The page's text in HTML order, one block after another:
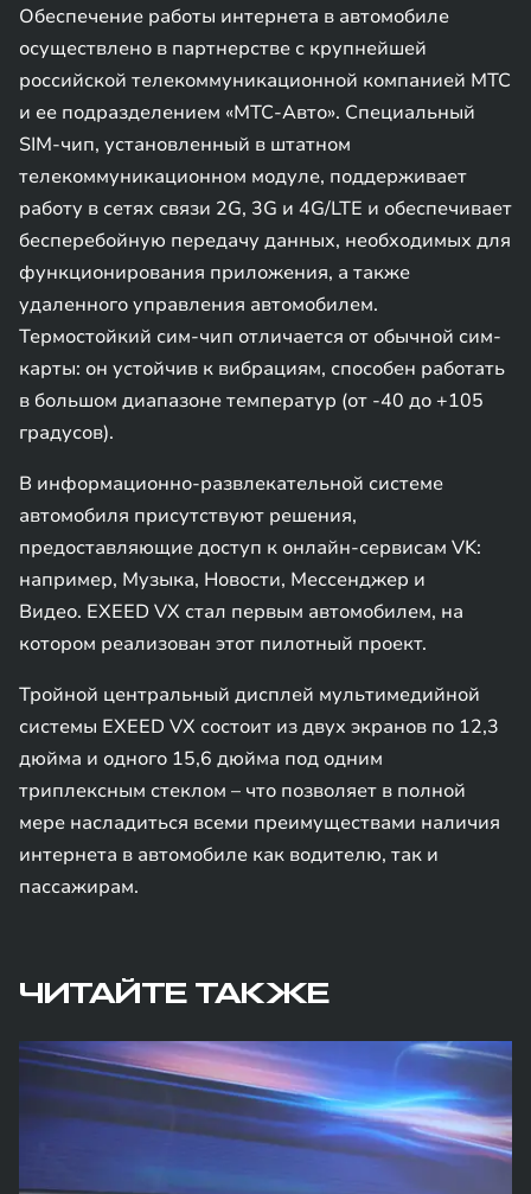
Обеспечение работы интернета в автомобиле
осуществлено в партнерстве с крупнейшей
российской телекоммуникационной компанией МТС
и ее подразделением «МТС-Авто». Специальный
SIM-чип, установленный в штатном
телекоммуникационном модуле, поддерживает
работу в сетях связи 2G, 3G и 4G/LTE и обеспечивает
бесперебойную передачу данных, необходимых для
функционирования приложения, а также
удаленного управления автомобилем.
Термостойкий сим-чип отличается от обычной сим-
карты: он устойчив к вибрациям, способен работать
в большом диапазоне температур (от -40 до +105
градусов).
В информационно-развлекательной системе
автомобиля присутствуют решения,
предоставляющие доступ к онлайн-сервисам VK:
например, Музыка, Новости, Мессенджер и
Видео. EXEED VX стал первым автомобилем, на
котором реализован этот пилотный проект.
Тройной центральный дисплей мультимедийной
системы EXEED VX состоит из двух экранов по 12,3
дюйма и одного 15,6 дюйма под одним
триплексным стеклом – что позволяет в полной
мере насладиться всеми преимуществами наличия
интернета в автомобиле как водителю, так и
пассажирам.
ЧИТАЙТЕ ТАКЖЕ